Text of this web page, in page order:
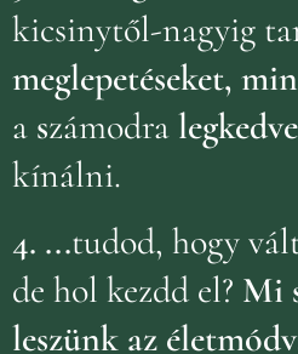
kicsinytől-nagyig
meglepetéseket,
a számodra
kínálni.
4. ...tudod, hogy
de hol kezdd el? Mi
leszünk az